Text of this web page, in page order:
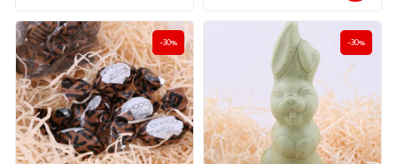
(1 avis)
-30% -30%